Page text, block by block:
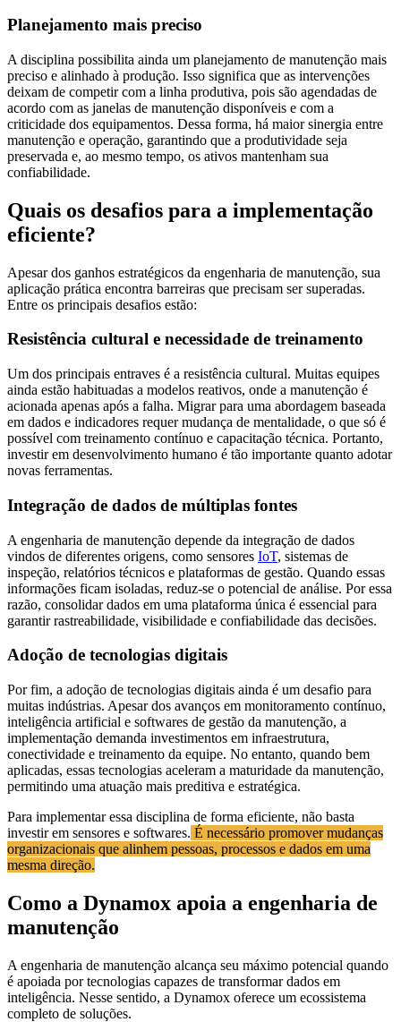
Planejamento mais preciso
A disciplina possibilita ainda um planejamento de manutenção mais
preciso e alinhado à produção. Isso significa que as intervenções
deixam de competir com a linha produtiva, pois são agendadas de
acordo com as janelas de manutenção disponíveis e com a
criticidade dos equipamentos. Dessa forma, há maior sinergia entre
manutenção e operação, garantindo que a produtividade seja
preservada e, ao mesmo tempo, os ativos mantenham sua
confiabilidade.
Quais os desafios para a implementação
eficiente?
Apesar dos ganhos estratégicos da engenharia de manutenção, sua
aplicação prática encontra barreiras que precisam ser superadas.
Entre os principais desafios estão:
Resistência cultural e necessidade de treinamento
Um dos principais entraves é a resistência cultural. Muitas equipes
ainda estão habituadas a modelos reativos, onde a manutenção é
acionada apenas após a falha. Migrar para uma abordagem baseada
em dados e indicadores requer mudança de mentalidade, o que só é
possível com treinamento contínuo e capacitação técnica. Portanto,
investir em desenvolvimento humano é tão importante quanto adotar
novas ferramentas.
Integração de dados de múltiplas fontes
A engenharia de manutenção depende da integração de dados
vindos de diferentes origens, como sensores IoT, sistemas de
inspeção, relatórios técnicos e plataformas de gestão. Quando essas
informações ficam isoladas, reduz-se o potencial de análise. Por essa
razão, consolidar dados em uma plataforma única é essencial para
garantir rastreabilidade, visibilidade e confiabilidade das decisões.
Adoção de tecnologias digitais
Por fim, a adoção de tecnologias digitais ainda é um desafio para
muitas indústrias. Apesar dos avanços em monitoramento contínuo,
inteligência artificial e softwares de gestão da manutenção, a
implementação demanda investimentos em infraestrutura,
conectividade e treinamento da equipe. No entanto, quando bem
aplicadas, essas tecnologias aceleram a maturidade da manutenção,
permitindo uma atuação mais preditiva e estratégica.
Para implementar essa disciplina de forma eficiente, não basta
investir em sensores e softwares. É necessário promover mudanças
organizacionais que alinhem pessoas, processos e dados em uma
mesma direção.
Como a Dynamox apoia a engenharia de
manutenção
A engenharia de manutenção alcança seu máximo potencial quando
é apoiada por tecnologias capazes de transformar dados em
inteligência. Nesse sentido, a Dynamox oferece um ecossistema
completo de soluções.